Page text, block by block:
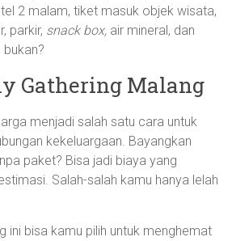
2 malam, tiket masuk objek wisata,
parkir, snack box, air mineral, dan
Gathering Malang
menjadi salah satu cara untuk
kekeluargaan. Bayangkan
paket? Bisa jadi biaya yang
Salah-salah kamu hanya lelah
ini bisa kamu pilih untuk menghemat